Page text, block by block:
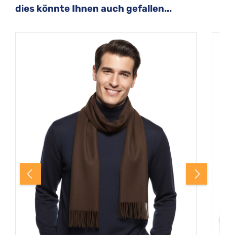
Produktgalerie überspringen
dies könnte Ihnen auch gefallen...